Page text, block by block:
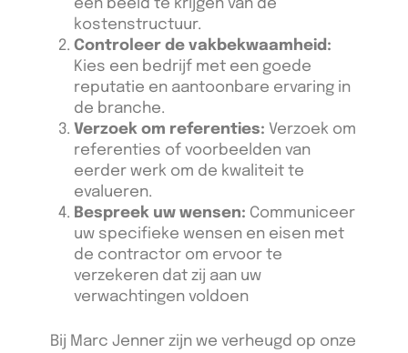
een beeld te krijgen van de
kostenstructuur.
Controleer de vakbekwaamheid:
Kies een bedrijf met een goede
reputatie en aantoonbare ervaring in
de branche.
Verzoek om referenties: Verzoek om
referenties of voorbeelden van
eerder werk om de kwaliteit te
evalueren.
Bespreek uw wensen: Communiceer
uw specifieke wensen en eisen met
de contractor om ervoor te
verzekeren dat zij aan uw
verwachtingen voldoen
Bij Marc Jenner zijn we verheugd op onze